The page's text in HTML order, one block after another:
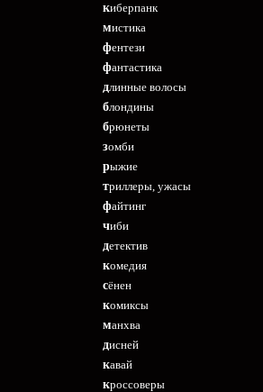
киберпанк
мистика
фентези
фантастика
длинные волосы
блондины
брюнеты
зомби
рыжие
триллеры, ужасы
файтинг
чиби
детектив
комедия
сёнен
комиксы
манхва
дисней
кавай
кроссоверы